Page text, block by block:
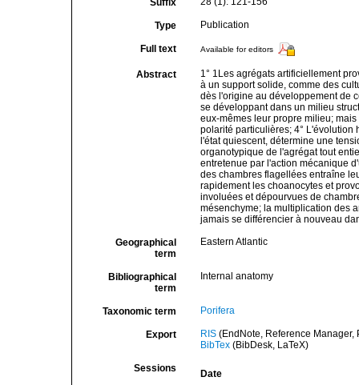
Suffix
Type Publication
Full text Available for editors
Abstract
1° 1Les agrégats artificiellement
à un support solide, comme des
dès l'origine au développement de
se développant dans un milieu
eux-mêmes leur propre milieu;
polarité particulières; 4° L'évolution
l'état quiescent, détermine une
organotypique de l'agrégat tout
entretenue par l'action mécanique
des chambres flagellées entraîne
rapidement les choanocytes et
involuées et dépourvues de
mésenchyme; la multiplication des
jamais se différencier à nouveau
Geographical
term
Eastern Atlantic
Bibliographical
term
Internal anatomy
Taxonomic term Porifera
Export RIS(EndNote, Reference Manager,
BibTex(BibDesk, LaTeX)
Sessions
Date